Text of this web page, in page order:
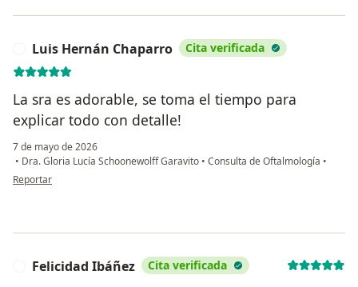
Luis Hernán Chaparro Cita verificada
La sra es adorable, se toma el tiempo para
explicar todo con detalle!
7 de mayo de 2026
• Dra. Gloria Lucía Schoonewolff Garavito • Consulta de Oftalmología •
en opinión del usuario Luis Hernán Chaparro
Reportar
Felicidad Ibáñez Cita verificada